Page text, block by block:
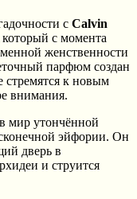
с Calvin
с момента
женственности
парфюм создан
стремятся к новым
внимания.
мир утончённой
эйфории. Он
дверь в
и струится